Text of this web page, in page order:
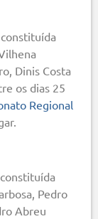
Dinis Costa
os dias 25
Regional
Pedro
Abreu